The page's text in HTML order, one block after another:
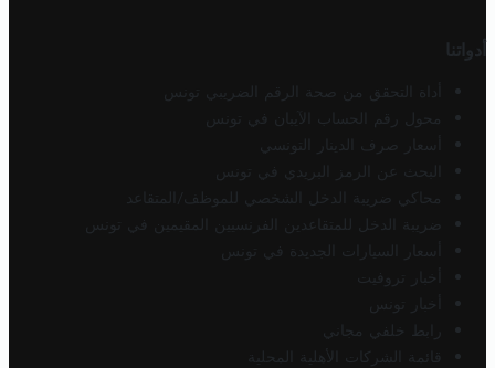
أدواتنا
أداة التحقق من صحة الرقم الضريبي تونس
محول رقم الحساب الآيبان في تونس
أسعار صرف الدينار التونسي
البحث عن الرمز البريدي في تونس
محاكي ضريبة الدخل الشخصي للموظف/المتقاعد
ضريبة الدخل للمتقاعدين الفرنسيين المقيمين في تونس
أسعار السيارات الجديدة في تونس
أخبار تروفيت
أخبار تونس
رابط خلفي مجاني
قائمة الشركات الأهلية المحلية